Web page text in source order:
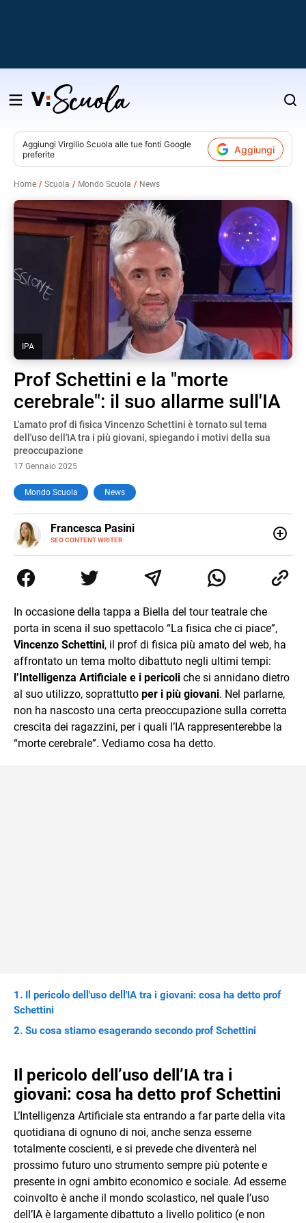
Salta
contenuto
Aggiungi Virgilio Scuola alle tue fonti Google
preferite
Aggiungi
Home Scuola Mondo Scuola News
IPA
Prof Schettini e la "morte
cerebrale": il suo allarme sull'IA
L'amato prof di fisica Vincenzo Schettini è tornato sul tema
dell'uso dell'IA tra i più giovani, spiegando i motivi della sua
preoccupazione
17 Gennaio 2025
Mondo Scuola News
Francesca Pasini
SEO CONTENT WRITER
E-
MAIL
le diverse sfumature dell'informazione e quelle storie di
vita che parlano di luoghi, viaggi unici, cultura e lifestyle,
In occasione della tappa a Biella del tour teatrale che
porta in scena il suo spettacolo “La fisica che ci piace”,
Vincenzo Schettini, il prof di fisica più amato del web, ha
affrontato un tema molto dibattuto negli ultimi tempi:
l’Intelligenza Artificiale e i pericoli che si annidano dietro
al suo utilizzo, soprattutto per i più giovani. Nel parlarne,
non ha nascosto una certa preoccupazione sulla corretta
crescita dei ragazzini, per i quali l’IA rappresenterebbe la
“morte cerebrale”. Vediamo cosa ha detto.
Il pericolo dell'uso dell'IA tra i giovani: cosa ha detto prof
Schettini
Su cosa stiamo esagerando secondo prof Schettini
Il pericolo dell’uso dell’IA tra i
giovani: cosa ha detto prof Schettini
L’Intelligenza Artificiale sta entrando a far parte della vita
quotidiana di ognuno di noi, anche senza esserne
totalmente coscienti, e si prevede che diventerà nel
prossimo futuro uno strumento sempre più potente e
presente in ogni ambito economico e sociale. Ad esserne
coinvolto è anche il mondo scolastico, nel quale l’uso
dell’IA è largamente dibattuto a livello politico (e non